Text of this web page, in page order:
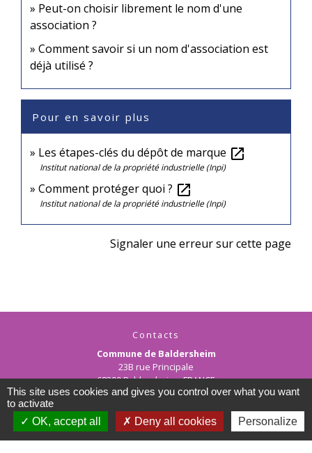
Peut-on choisir librement le nom d'une
association ?
Comment savoir si un nom d'association est
déjà utilisé ?
Pour en savoir plus
Les étapes-clés du dépôt de marque open_in_new
Institut national de la propriété industrielle (Inpi)
Comment protéger quoi ? open_in_new
Institut national de la propriété industrielle (Inpi)
Signaler une erreur sur cette page
Contacts
Commune de Baldersheim
23B rue Principale
68390 Baldersheim - FRANCE
+33 3 89 45 12 90
Contact par formulaire
This site uses cookies and gives you control over what you want
to activate
OK, accept all
Deny all cookies Personalize